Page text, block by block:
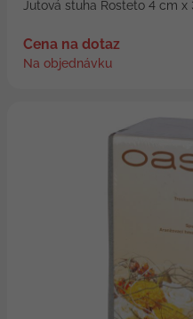
Jutová stuha Rosteto 4 cm
Cena na dotaz
Na objednávku